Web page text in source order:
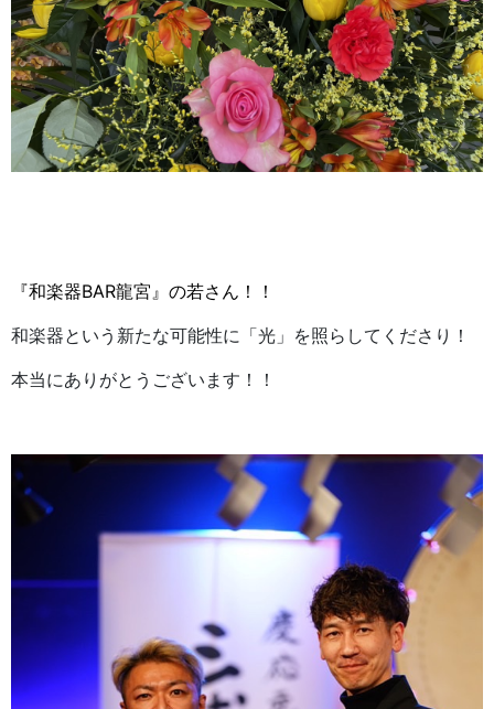
『和楽器BAR龍宮』の若さん！！
和楽器という新たな可能性に「光」を照らしてくださり！
本当にありがとうございます！！